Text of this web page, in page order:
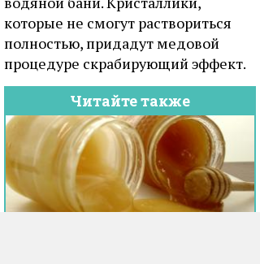
которые не смогут раствориться
полностью, придадут медовой
процедуре скрабирующий эффект.
Читайте также